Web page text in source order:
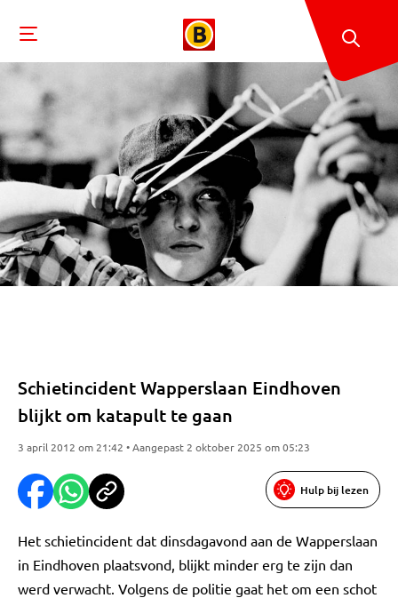
Schietincident Wapperslaan Eindhoven
blijkt om katapult te gaan
3 april 2012 om 21:42 • Aangepast 2 oktober 2025 om 05:23
Hulp bij lezen
Het schietincident dat dinsdagavond aan de Wapperslaan
in Eindhoven plaatsvond, blijkt minder erg te zijn dan
werd verwacht. Volgens de politie gaat het om een schot